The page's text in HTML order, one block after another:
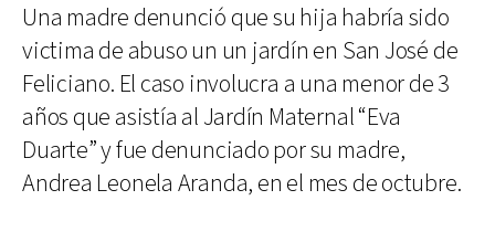
Una madre denunció que su hija habría sido
victima de abuso un un jardín en San José de
Feliciano. El caso involucra a una menor de 3
años que asistía al Jardín Maternal “Eva
Duarte” y fue denunciado por su madre,
Andrea Leonela Aranda, en el mes de octubre.